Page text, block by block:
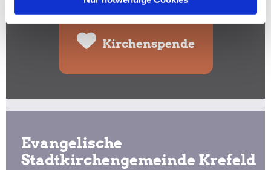
Kirchenspende
Evangelische
Stadtkirchengemeinde Krefeld